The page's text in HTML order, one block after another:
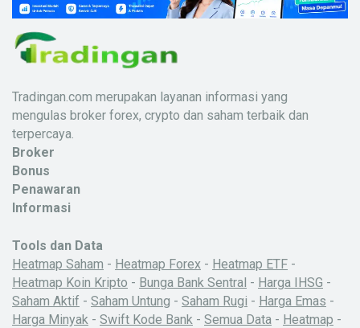
Tradingan.com merupakan layanan informasi yang
mengulas broker forex, crypto dan saham terbaik dan
terpercaya.
Broker
Bonus
Penawaran
Informasi
Tools dan Data
Heatmap Saham - Heatmap Forex - Heatmap ETF -
Heatmap Koin Kripto - Bunga Bank Sentral - Harga IHSG -
Saham Aktif - Saham Untung - Saham Rugi - Harga Emas -
Harga Minyak - Swift Kode Bank - Semua Data - Heatmap -